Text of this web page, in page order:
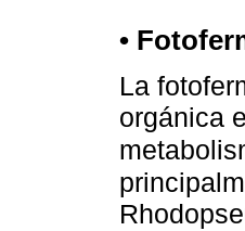
•
La
orgánica